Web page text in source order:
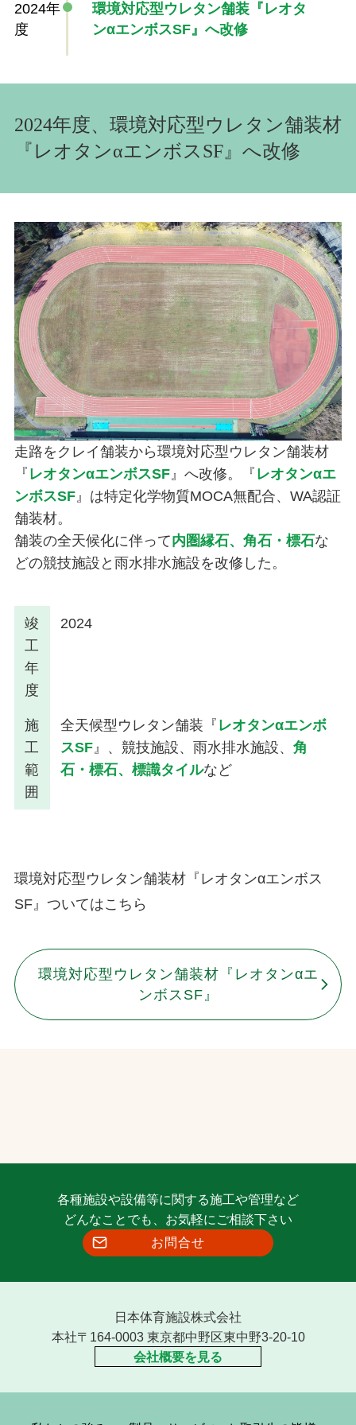
2024年
度
環境対応型ウレタン舗装『レオタ
ンαエンボスSF』へ改修
2024年度、環境対応型ウレタン舗装材
『レオタンαエンボスSF』へ改修
走路をクレイ舗装から環境対応型ウレタン舗装材
『 レオタンαエンボスSF』へ改修。『 レオタンαエ
ンボスSF』は特定化学物質MOCA無配合、WA認証
舗装材。
舗装の全天候化に伴って内圏縁石、角石・標石な
どの競技施設と雨水排水施設を改修した。
竣
工
年
度
2024
施
工
範
囲
全天候型ウレタン舗装『 レオタンαエンボ
スSF 』、競技施設、雨水排水施設、角
石・標石、標識タイルなど
環境対応型ウレタン舗装材『レオタンαエンボス
SF』ついてはこちら
環境対応型ウレタン舗装材『レオタンαエ
ンボスSF』
各種施設や設備等に関する施工や管理など
どんなことでも、お気軽にご相談下さい
お問合せ
日本体育施設株式会社
本社〒164-0003 東京都中野区東中野3-20-10
会社概要を見る